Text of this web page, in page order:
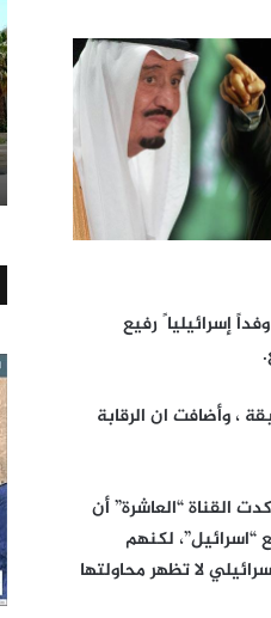
إسرائيليا ً رفيع
، وأضافت ان الرقابة
القناة “العاشرة” أن
“اسرائيل”، لكنهم
لا تظهر محاولتها